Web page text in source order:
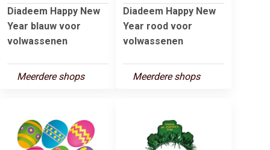
Diadeem Happy New
Year blauw voor
volwassenen
Meerdere shops
Diadeem Happy New
Year rood voor
volwassenen
Meerdere shops